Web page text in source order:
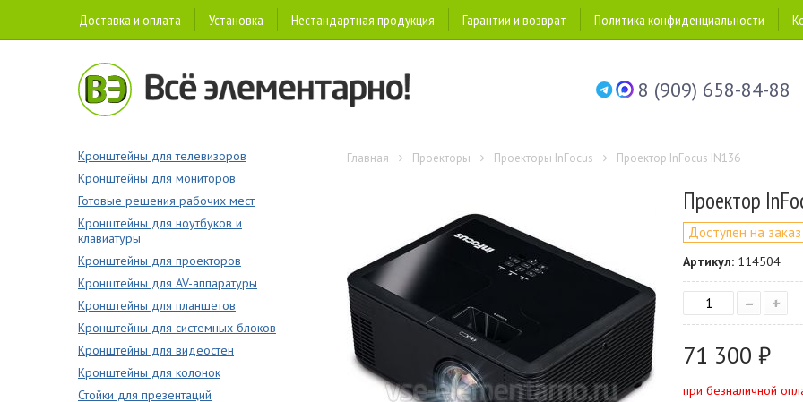
Доставка и оплата Установка Нестандартная продукция Гарантии и возврат Политика конфиденциальности
8 (909) 658-84-88
Кронштейны для телевизоров
Кронштейны для мониторов
Готовые решения рабочих мест
Кронштейны для ноутбуков и
клавиатуры
Кронштейны для проекторов
Кронштейны для AV-аппаратуры
Кронштейны для планшетов
Кронштейны для системных блоков
Кронштейны для видеостен
Кронштейны для колонок
Стойки для презентаций
Главная Проекторы Проекторы InFocus Проектор InFocus IN136
Проектор
Доступен на заказ
Артикул: 114504
– +
71 300 ₽
при безналичной